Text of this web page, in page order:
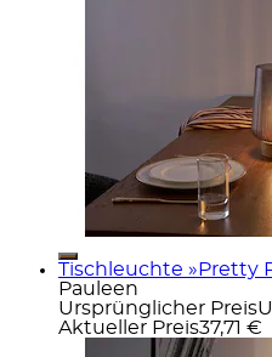
Tischleuchte »Pretty
Pauleen
Ursprünglicher Preis
Aktueller Preis37,71 €